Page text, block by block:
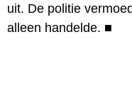
uit. De politie
alleen handelde. ■